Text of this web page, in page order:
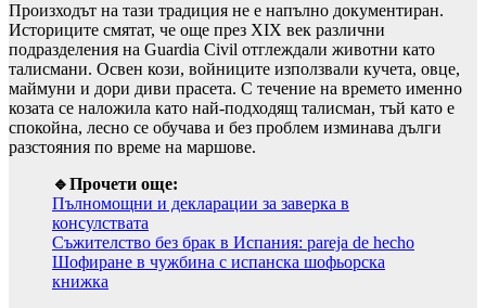
Произходът на тази традиция не е напълно документиран.
Историците смятат, че още през XIX век различни
подразделения на Guardia Civil отглеждали животни като
талисмани. Освен кози, войниците използвали кучета, овце,
маймуни и дори диви прасета. С течение на времето именно
козата се наложила като най-подходящ талисман, тъй като е
спокойна, лесно се обучава и без проблем изминава дълги
разстояния по време на маршове.
🔹Прочети още:
Пълномощни и декларации за заверка в
консулствата
Съжителство без брак в Испания: pareja de hecho
Шофиране в чужбина с испанска шофьорска
книжка